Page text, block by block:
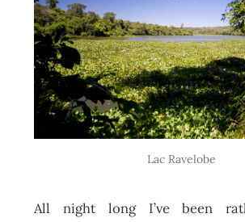
Lac Ravelobe
All night long I’ve been